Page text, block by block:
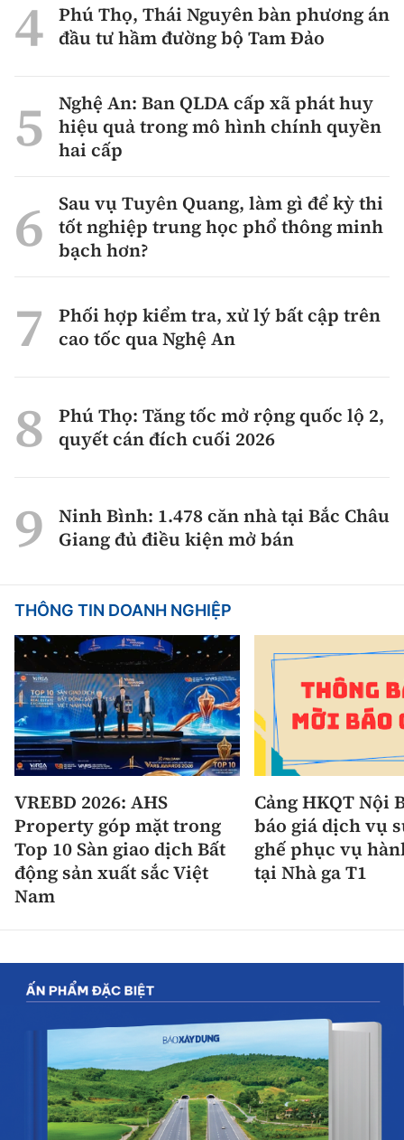
Phú Thọ, Thái Nguyên bàn phương án
đầu tư hầm đường bộ Tam Đảo
Nghệ An: Ban QLDA cấp xã phát huy
hiệu quả trong mô hình chính quyền
hai cấp
Sau vụ Tuyên Quang, làm gì để kỳ thi
tốt nghiệp trung học phổ thông minh
bạch hơn?
Phối hợp kiểm tra, xử lý bất cập trên
cao tốc qua Nghệ An
Phú Thọ: Tăng tốc mở rộng quốc lộ 2,
quyết cán đích cuối 2026
Ninh Bình: 1.478 căn nhà tại Bắc Châu
Giang đủ điều kiện mở bán
THÔNG TIN DOANH NGHIỆP
VREBD 2026: AHS
Property góp mặt trong
Top 10 Sàn giao dịch Bất
động sản xuất sắc Việt
Nam
Cảng HKQT Nội
báo giá dịch vụ
ghế phục vụ
tại Nhà ga T1